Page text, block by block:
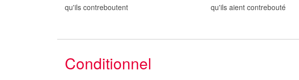
qu'ils contreboutent
qu'ils aient contrebouté
Conditionnel